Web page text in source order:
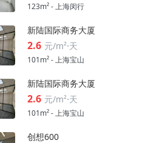
123m² - 上海闵行
新陆国际商务大厦
2.6 元/m²⋅天
101m² - 上海宝山
新陆国际商务大厦
2.6 元/m²⋅天
101m² - 上海宝山
创想600